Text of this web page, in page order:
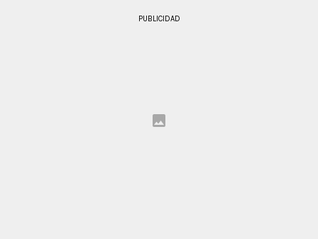
PUBLICIDAD